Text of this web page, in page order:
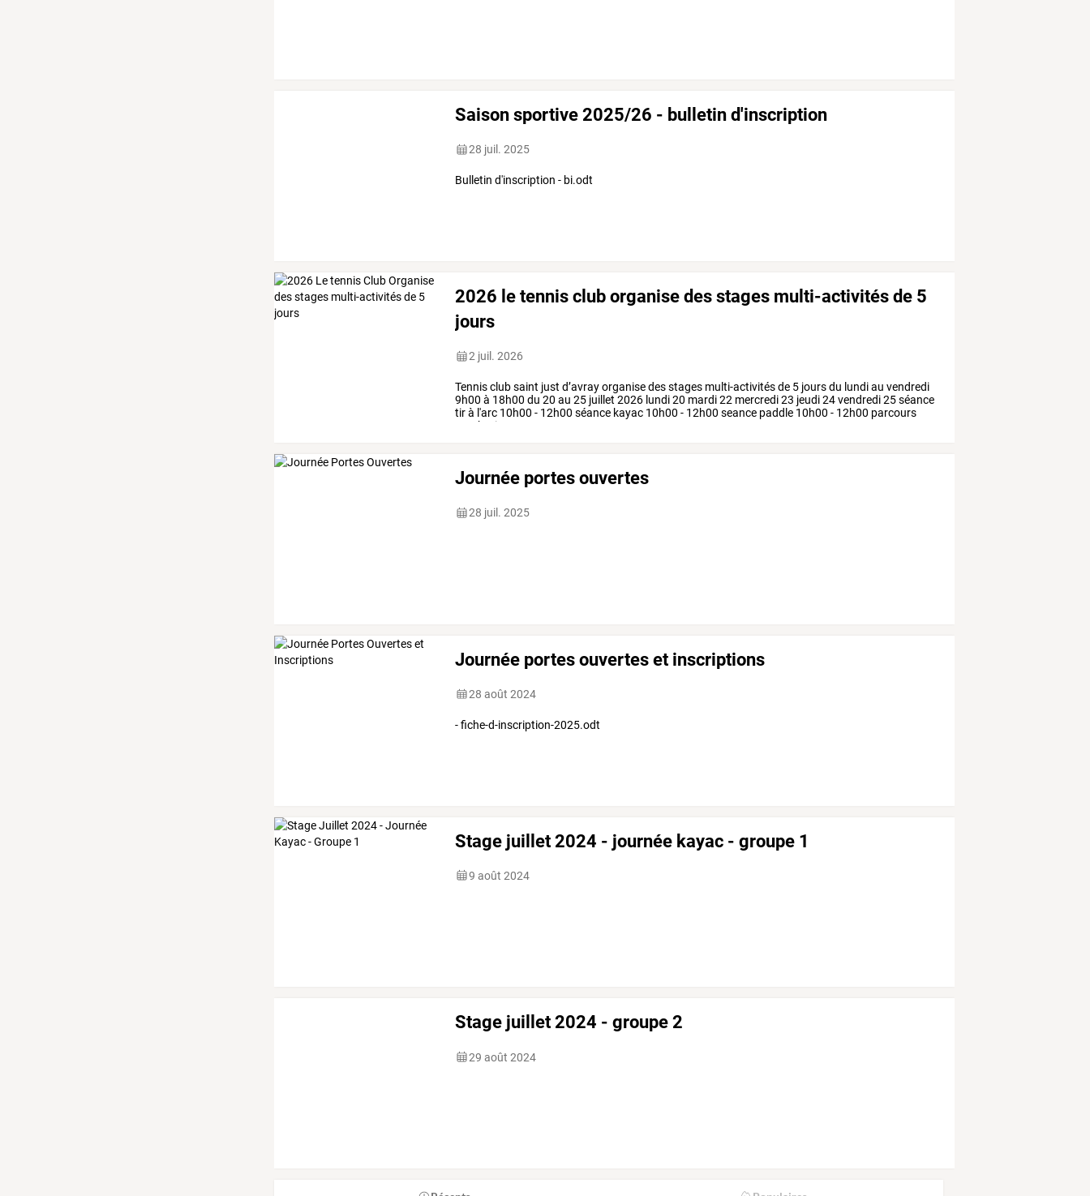
Saison sportive 2025/26 - bulletin d'inscription
28 juil. 2025
Bulletin d'inscription - bi.odt
2026 le tennis club organise des stages multi-activités de 5
jours
2 juil. 2026
Tennisclubsaint just d’avrayorganisedesstages multi-activitésde 5 joursdu lundiau vendredi
9h00 à 18h00 du 20 au 25 juillet 2026 lundi20 mardi22 mercredi23 jeudi24vendredi25séance
tirà l'arc 10h00 - 12h00 séance kayac 10h00 - 12h00 seance paddle 10h00 - 12h00 parcours
acrobatique
Journée portes ouvertes
28 juil. 2025
Journée portes ouvertes et inscriptions
28 août 2024
- fiche-d-inscription-2025.odt
Stage juillet 2024 - journée kayac - groupe 1
9 août 2024
Stage juillet 2024 - groupe 2
29 août 2024